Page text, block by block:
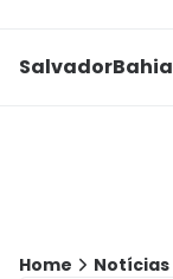
SalvadorBahia
Home Notícias